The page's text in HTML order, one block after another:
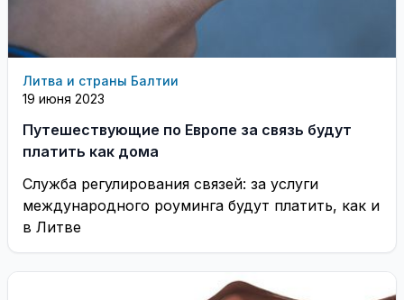
Литва и страны Балтии
19 июня 2023
Путешествующие по Европе за связь будут
платить как дома
Служба регулирования связей: за услуги
международного роуминга будут платить, как и
в Литве